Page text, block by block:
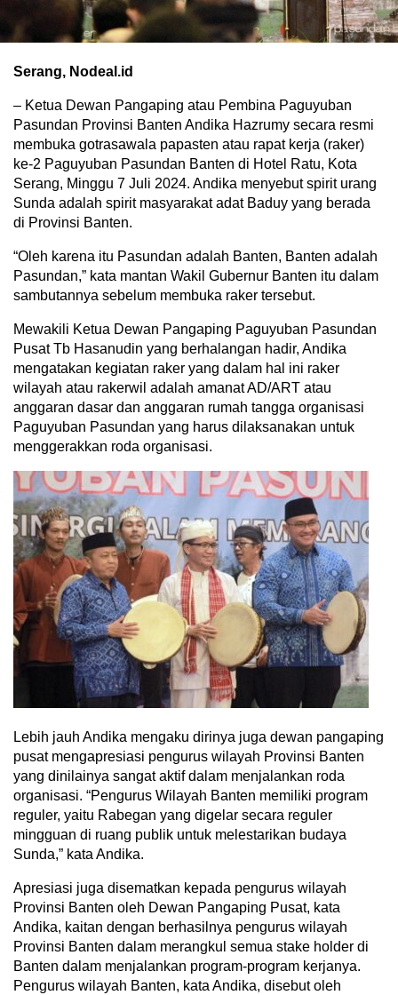
Serang, Nodeal.id
– Ketua Dewan Pangaping atau Pembina Paguyuban
Pasundan Provinsi Banten Andika Hazrumy secara resmi
membuka gotrasawala papasten atau rapat kerja (raker)
ke-2 Paguyuban Pasundan Banten di Hotel Ratu, Kota
Serang, Minggu 7 Juli 2024. Andika menyebut spirit urang
Sunda adalah spirit masyarakat adat Baduy yang berada
di Provinsi Banten.
“Oleh karena itu Pasundan adalah Banten, Banten adalah
Pasundan,” kata mantan Wakil Gubernur Banten itu dalam
sambutannya sebelum membuka raker tersebut.
Mewakili Ketua Dewan Pangaping Paguyuban Pasundan
Pusat Tb Hasanudin yang berhalangan hadir, Andika
mengatakan kegiatan raker yang dalam hal ini raker
wilayah atau rakerwil adalah amanat AD/ART atau
anggaran dasar dan anggaran rumah tangga organisasi
Paguyuban Pasundan yang harus dilaksanakan untuk
menggerakkan roda organisasi.
Lebih jauh Andika mengaku dirinya juga dewan pangaping
pusat mengapresiasi pengurus wilayah Provinsi Banten
yang dinilainya sangat aktif dalam menjalankan roda
organisasi. “Pengurus Wilayah Banten memiliki program
reguler, yaitu Rabegan yang digelar secara reguler
mingguan di ruang publik untuk melestarikan budaya
Sunda,” kata Andika.
Apresiasi juga disematkan kepada pengurus wilayah
Provinsi Banten oleh Dewan Pangaping Pusat, kata
Andika, kaitan dengan berhasilnya pengurus wilayah
Provinsi Banten dalam merangkul semua stake holder di
Banten dalam menjalankan program-program kerjanya.
Pengurus wilayah Banten, kata Andika, disebut oleh